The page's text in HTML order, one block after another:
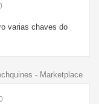
varias chaves do
- Marketplace